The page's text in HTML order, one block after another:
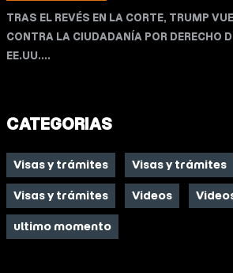
TRAS EL REVÉS EN LA CORTE, TRUMP
CONTRA LA CIUDADANÍA POR DERECHO
EE.UU....
CATEGORIAS
Visas y trámites Visas y trámites
Visas y trámites Videos
ultimo momento